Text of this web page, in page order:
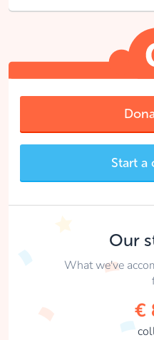
Start a
Our
What we've
€